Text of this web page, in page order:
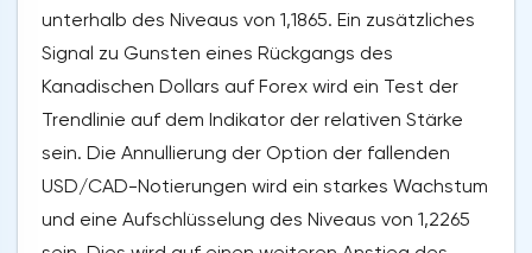
unterhalb des Niveaus von 1,1865. Ein zusätzliches
Signal zu Gunsten eines Rückgangs des
Kanadischen Dollars auf Forex wird ein Test der
Trendlinie auf dem Indikator der relativen Stärke
sein. Die Annullierung der Option der fallenden
USD/CAD-Notierungen wird ein starkes Wachstum
und eine Aufschlüsselung des Niveaus von 1,2265